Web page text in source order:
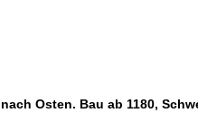
Osten. Bau ab 1180,